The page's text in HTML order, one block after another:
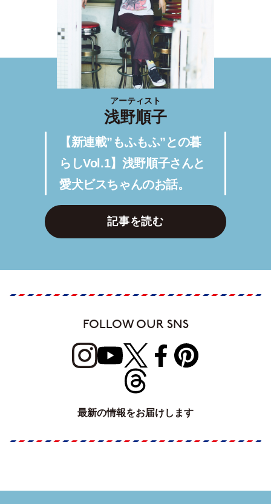
アーティスト
浅野順子
【新連載”もふもふ”との暮
らしVol.1】浅野順子さんと
愛犬ビスちゃんのお話。
記事を読む
FOLLOW OUR SNS
最新の情報をお届けします